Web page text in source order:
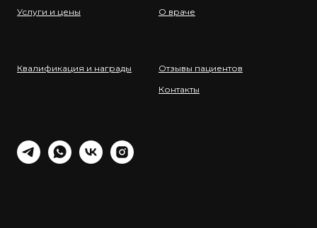
Услуги и цены О враче
Квалификация и награды
Отзывы пациентов
Контакты